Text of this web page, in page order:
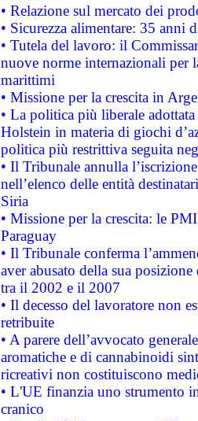
• Relazione sul mercato dei
• Sicurezza alimentare: 35 anni
• Tutela del lavoro: il
nuove norme internazionali per
marittimi
• Missione per la crescita in
• La politica più liberale
Holstein in materia di giochi
politica più restrittiva seguita
• Il Tribunale annulla
nell’elenco delle entità
Siria
• Missione per la crescita: le
Paraguay
• Il Tribunale conferma
aver abusato della sua
tra il 2002 e il 2007
• Il decesso del lavoratore non
retribuite
• A parere dell’avvocato
aromatiche e di cannabinoidi
ricreativi non costituiscono
• L'UE finanzia uno strumento
cranico